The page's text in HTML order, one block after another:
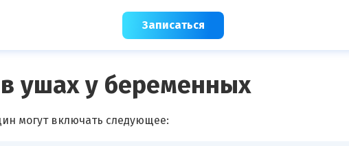
Записаться
ушах у беременных
могут включать следующее: